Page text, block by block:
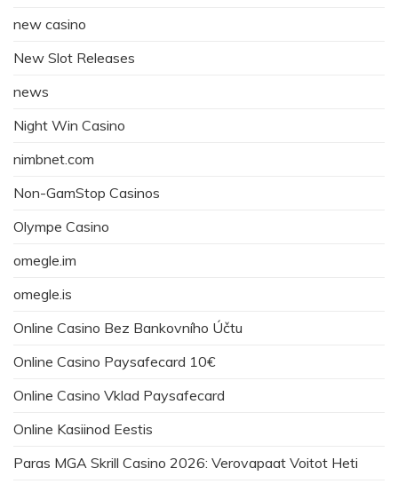
new casino
New Slot Releases
news
Night Win Casino
nimbnet.com
Non-GamStop Casinos
Olympe Casino
omegle.im
omegle.is
Online Casino Bez Bankovního Účtu
Online Casino Paysafecard 10€
Online Casino Vklad Paysafecard
Online Kasiinod Eestis
Paras MGA Skrill Casino 2026: Verovapaat Voitot Heti